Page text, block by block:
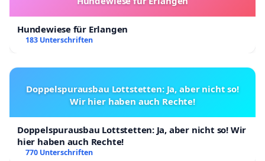
Hundewiese für Erlangen
183 Unterschriften
Doppelspurausbau Lottstetten: Ja, aber nicht so!
Wir hier haben auch Rechte!
Doppelspurausbau Lottstetten: Ja, aber nicht so! Wir
hier haben auch Rechte!
770 Unterschriften